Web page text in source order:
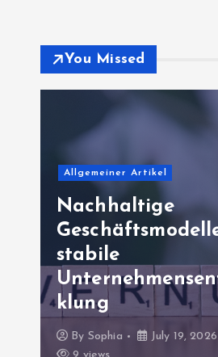
You Missed
Allgemeiner Artikel
Nachhaltige
stabile
klung
By Sophia
July 19, 2026